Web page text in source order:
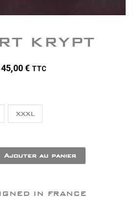
KRYPT
45,00€ TTC
XXXL
Ajouter au panier
IN FRANCE